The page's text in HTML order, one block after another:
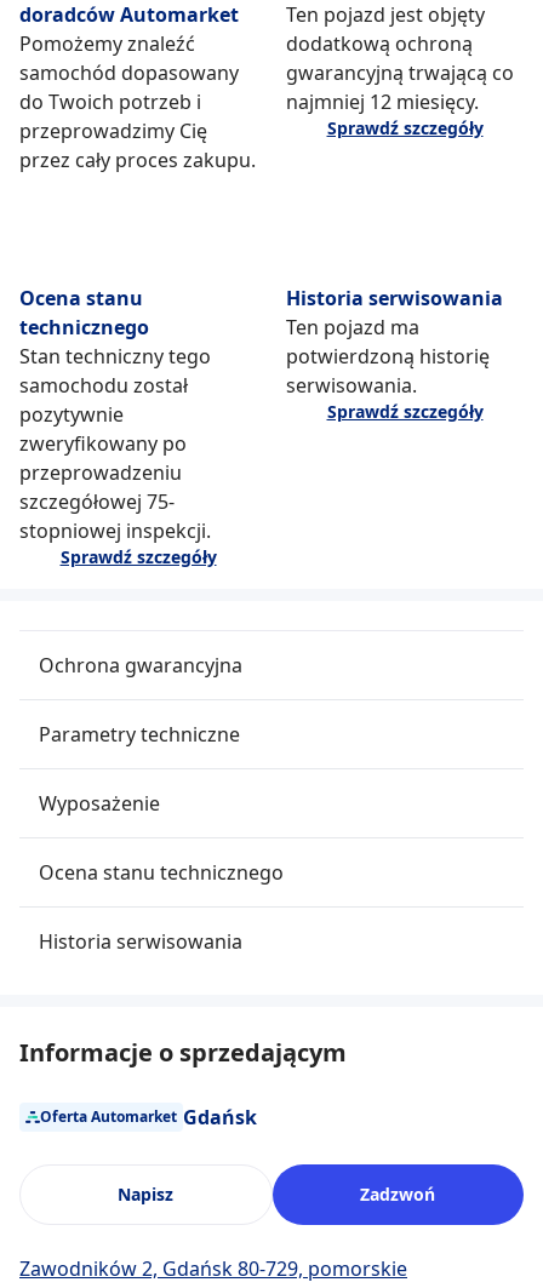
doradców Automarket
Pomożemy znaleźć
samochód dopasowany
do Twoich potrzeb i
przeprowadzimy Cię
przez cały proces zakupu.
Ten pojazd jest objęty
dodatkową ochroną
gwarancyjną trwającą co
najmniej 12 miesięcy.
Sprawdź szczegóły
Ocena stanu
technicznego
Stan techniczny tego
samochodu został
pozytywnie
zweryfikowany po
przeprowadzeniu
szczegółowej 75-
stopniowej inspekcji.
Sprawdź szczegóły
Historia serwisowania
Ten pojazd ma
potwierdzoną historię
serwisowania.
Sprawdź szczegóły
Ochrona gwarancyjna
Parametry techniczne
Wyposażenie
Ocena stanu technicznego
Historia serwisowania
Informacje o sprzedającym
Oferta Automarket Gdańsk
Napisz Zadzwoń
Zawodników 2, Gdańsk 80-729, pomorskie